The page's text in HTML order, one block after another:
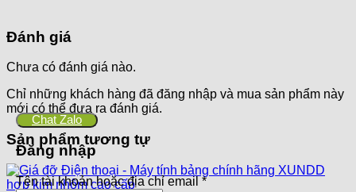
Đánh giá
Chưa có đánh giá nào.
Chỉ những khách hàng đã đăng nhập và mua sản phẩm này
mới có thể đưa ra đánh giá.
Sản phẩm tương tự
Chat Zalo
Đăng nhập
Tên tài khoản hoặc địa chỉ email *